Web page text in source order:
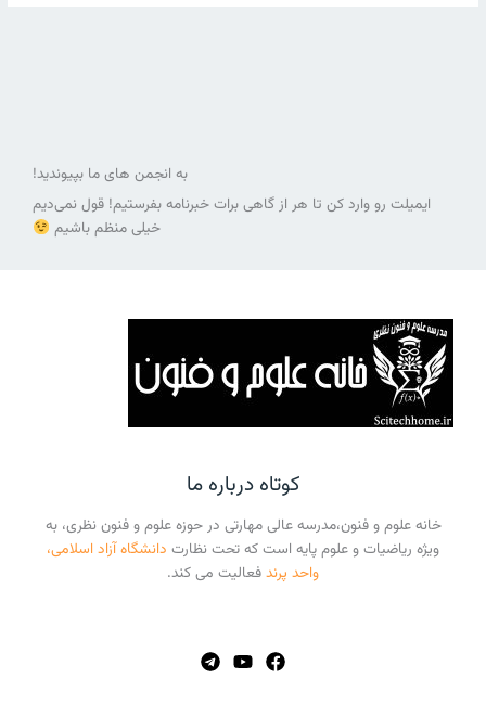
به انجمن های ما بپیوندید!
ایمیلت رو وارد کن تا هر از گاهی برات خبرنامه بفرستیم! قول نمی‌دیم
خیلی منظم باشیم
کوتاه درباره ما
خانه علوم و فنون،مدرسه عالی مهارتی در حوزه علوم و فنون نظری، به
ویژه ریاضیات و علوم پایه است که تحت نظارت دانشگاه آزاد اسلامی،
واحد پرندفعالیت می کند.